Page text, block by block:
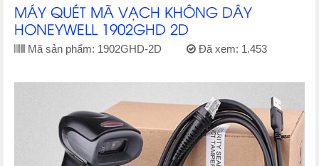
MÁY QUÉT MÃ VẠCH KHÔNG DÂY
HONEYWELL 1902GHD 2D
Mã sản phẩm: 1902GHD-2D Đã xem: 1.453